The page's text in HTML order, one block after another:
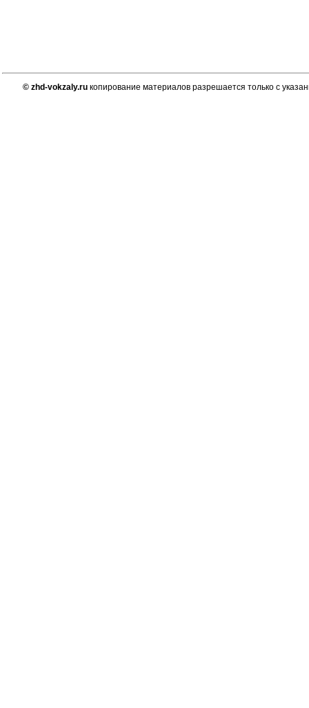
© zhd-vokzaly.ru копирование материалов разрешается только с